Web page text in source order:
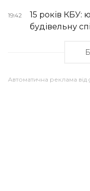
19:42
15 років КБУ:
будівельну
Автоматична реклама від